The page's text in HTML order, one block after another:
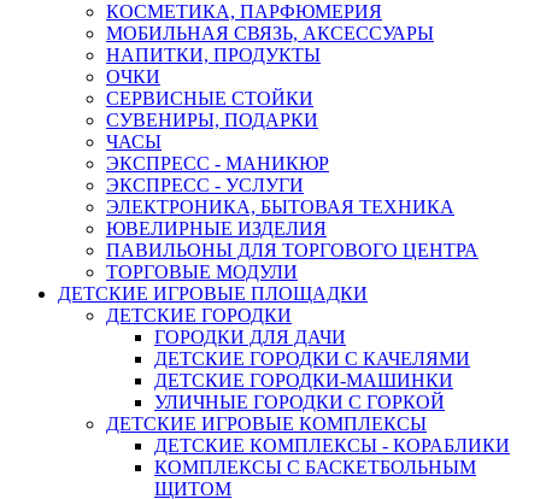
КОСМЕТИКА, ПАРФЮМЕРИЯ
МОБИЛЬНАЯ СВЯЗЬ, АКСЕССУАРЫ
НАПИТКИ, ПРОДУКТЫ
ОЧКИ
СЕРВИСНЫЕ СТОЙКИ
СУВЕНИРЫ, ПОДАРКИ
ЧАСЫ
ЭКСПРЕСС - МАНИКЮР
ЭКСПРЕСС - УСЛУГИ
ЭЛЕКТРОНИКА, БЫТОВАЯ ТЕХНИКА
ЮВЕЛИРНЫЕ ИЗДЕЛИЯ
ПАВИЛЬОНЫ ДЛЯ ТОРГОВОГО ЦЕНТРА
ТОРГОВЫЕ МОДУЛИ
ДЕТСКИЕ ИГРОВЫЕ ПЛОЩАДКИ
ДЕТСКИЕ ГОРОДКИ
ГОРОДКИ ДЛЯ ДАЧИ
ДЕТСКИЕ ГОРОДКИ С КАЧЕЛЯМИ
ДЕТСКИЕ ГОРОДКИ-МАШИНКИ
УЛИЧНЫЕ ГОРОДКИ С ГОРКОЙ
ДЕТСКИЕ ИГРОВЫЕ КОМПЛЕКСЫ
ДЕТСКИЕ КОМПЛЕКСЫ - КОРАБЛИКИ
КОМПЛЕКСЫ С БАСКЕТБОЛЬНЫМ
ЩИТОМ